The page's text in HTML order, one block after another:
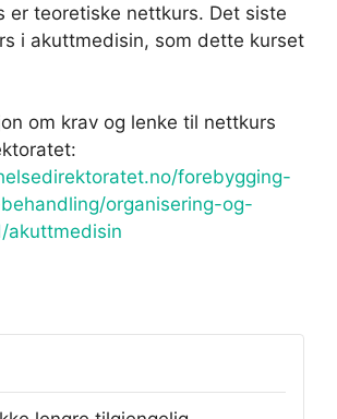
er teoretiske nettkurs. Det siste
i akuttmedisin, som dette kurset
om krav og lenke til nettkurs
forebygging-
organisering-og-
akuttmedisin